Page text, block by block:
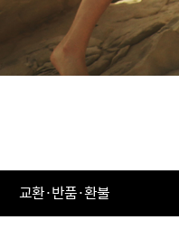
교환·반품·환불